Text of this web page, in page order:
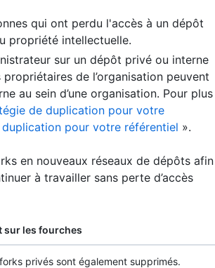
qui ont perdu l'accès à un dépôt
propriété intellectuelle.
sur un dépôt privé ou interne
de l’organisation peuvent
au sein d’une organisation. Pour plus
de duplication pour votre
pour votre référentiel ».
en nouveaux réseaux de dépôts afin
à travailler sans perte d’accès
sur les fourches
privés sont également supprimés.